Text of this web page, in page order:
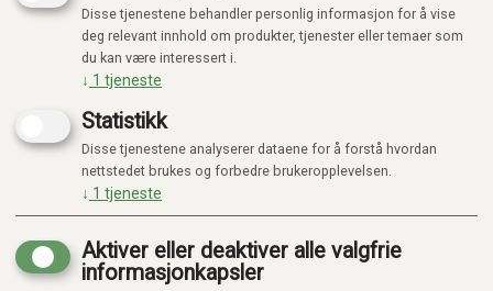
Disse tjenestene behandler personlig informasjon for å vise
deg relevant innhold om produkter, tjenester eller temaer som
du kan være interessert i.
↓ 1 tjeneste
Statistikk
Disse tjenestene analyserer dataene for å forstå hvordan
nettstedet brukes og forbedre brukeropplevelsen.
↓ 1 tjeneste
Aktiver eller deaktiver alle valgfrie
informasjonkapsler